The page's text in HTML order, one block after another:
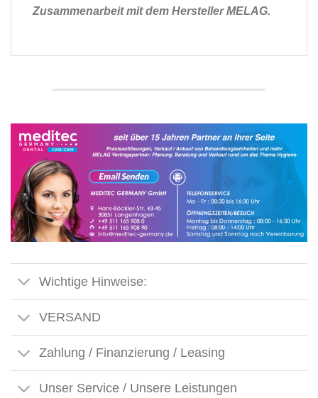
Zusammenarbeit mit dem Hersteller MELAG.
Wichtige Hinweise:
VERSAND
Zahlung / Finanzierung / Leasing
Unser Service / Unsere Leistungen